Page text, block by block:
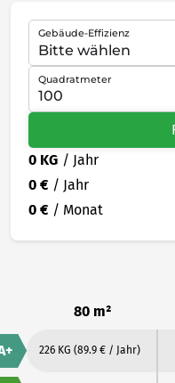
Gebäude-Effizienz
Quadratmeter
0 KG / Jahr
0 € / Jahr
0 € / Monat
80 m²
226 KG (89.9 € / Jahr)